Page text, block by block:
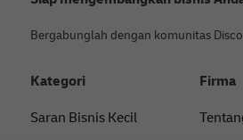
Bergabunglah dengan komunitas
Kategori
Saran Bisnis Kecil
Firma